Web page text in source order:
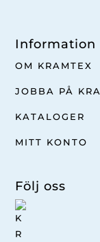
Information
OM KRAMTEX
JOBBA PÅ
KATALOGER
MITT KONTO
Följ oss